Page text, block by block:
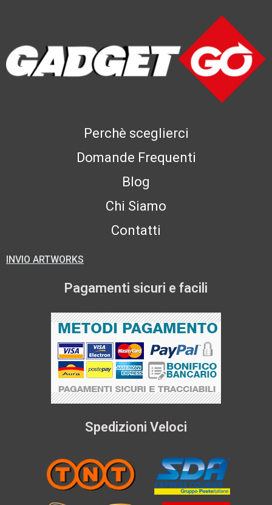
Perchè sceglierci
Domande Frequenti
Blog
Chi Siamo
Contatti
INVIO ARTWORKS
Pagamenti sicuri e facili
Spedizioni Veloci